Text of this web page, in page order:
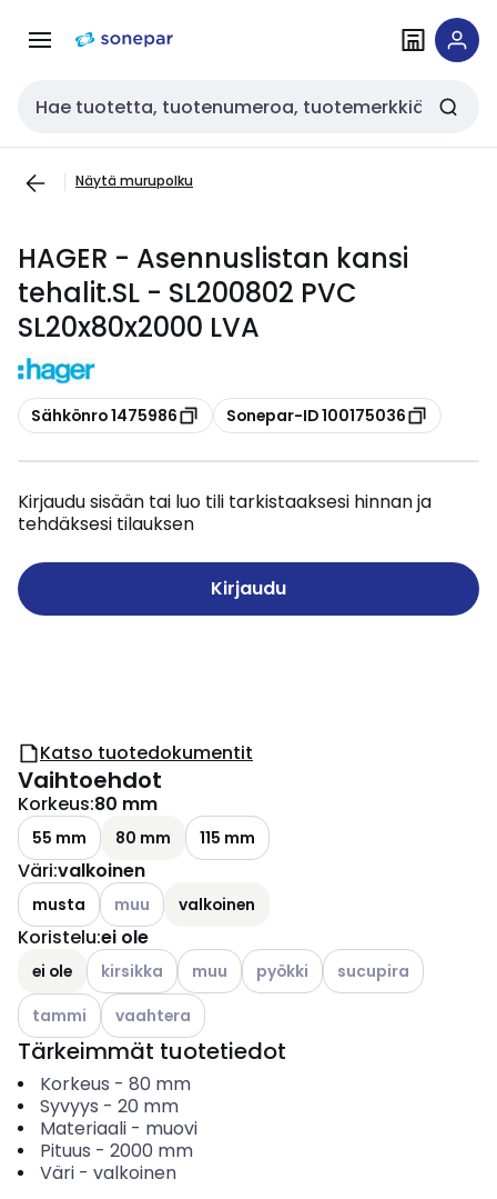
navigointiinsisältöön
Haku
Näytä murupolku
HAGER - Asennuslistan kansi
tehalit.SL - SL200802 PVC
SL20x80x2000 LVA
Kopioi
Sähkönro 1475986 Kopioi
Sonepar-ID 100175036
Kirjaudu sisään tai luo tili tarkistaaksesi hinnan ja
tehdäksesi tilauksen
Kirjaudu
Katso tuotedokumentit
Vaihtoehdot
Korkeus:80 mm
55 mm 80 mm 115 mm
Väri:valkoinen
musta Katso käytettävissä olevat vaihtoehdot
muu valkoinen
Koristelu:ei ole
ei ole Katso käytettävissä olevat vaihtoehdot
kirsikka Katso käytettävissä olevat vaihtoehdot
muu Katso käytettävissä olevat
pyökki Katso käytettävissä
sucupira
Katso käytettävissä olevat vaihtoehdot
tammi Katso käytettävissä olevat vaihtoehdot
vaahtera
Tärkeimmät tuotetiedot
Korkeus - 80 mm
Syvyys - 20 mm
Materiaali- muovi
Pituus - 2000 mm
Väri- valkoinen